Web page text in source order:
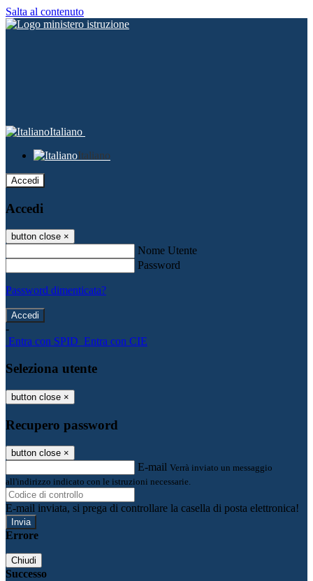
Salta al contenuto
Italiano
Italiano
Accedi
Accedi
button close ×
Nome Utente
Password
Password dimenticata?
-
Entra con SPID Entra con CIE
Seleziona utente
button close ×
Recupero password
button close ×
E-mail Verrà inviato un messaggio
all'indirizzo indicato con le istruzioni necessarie.
E-mail inviata, si prega di controllare la casella di posta elettronica!
Errore
Chiudi
Successo